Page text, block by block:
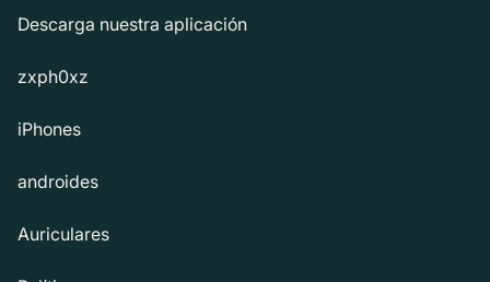
Descarga nuestra aplicación
zxph0xz
iPhones
androides
Auriculares